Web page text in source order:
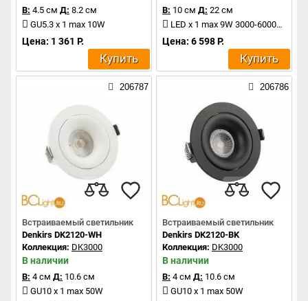
В: 4.5 см Д: 8.2 см
GU5.3 x 1 max 10W
Цена: 1 361 Р.
Купить
В: 10 см Д: 22 см
LED x 1 max 9W 3000-6000K 760Lm
Цена: 6 598 Р.
Купить
206787
Встраиваемый светильник
Denkirs DK2120-WH
Коллекция: DK3000
В наличии
В: 4 см Д: 10.6 см
GU10 x 1 max 50W
206786
Встраиваемый светильник
Denkirs DK2120-BK
Коллекция: DK3000
В наличии
В: 4 см Д: 10.6 см
GU10 x 1 max 50W